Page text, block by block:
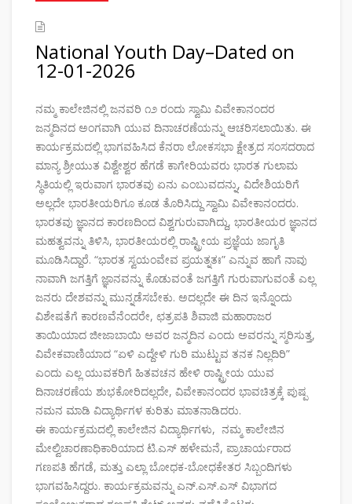
National Youth Day–Dated on
12-01-2026
ನಮ್ಮ ಕಾಲೇಜಿನಲ್ಲಿ ಜನವರಿ ೧೨ ರಂದು ಸ್ವಾಮಿ ವಿವೇಕಾನಂದರ
ಜನ್ಮದಿನದ ಅಂಗವಾಗಿ ಯುವ ದಿನಾಚರಣೆಯನ್ನು ಆಚರಿಸಲಾಯಿತು. ಈ
ಕಾರ್ಯಕ್ರಮದಲ್ಲಿ ಭಾಗವಹಿಸಿದ ಕೆನರಾ ಲೋಕಸಭಾ ಕ್ಷೇತ್ರದ ಸಂಸದರಾದ
ಮಾನ್ಯ ಶ್ರೀಯುತ ವಿಶ್ವೇಶ್ವರ ಹೆಗಡೆ ಕಾಗೇರಿಯವರು ಭಾರತ ಗುಲಾಮ
ಸ್ಥಿತಿಯಲ್ಲಿ ಇರುವಾಗ ಭಾರತವು ಏನು ಎಂಬುವದನ್ನು, ವಿದೇಶಿಯರಿಗೆ
ಅಲ್ಲದೇ ಭಾರತೀಯರಿಗೂ ಕೂಡ ತೊರಿಸಿದ್ದು ಸ್ವಾಮಿ ವಿವೇಕಾನಂದರು.
ಭಾರತವು ಜ್ಞಾನದ ಕಾರಣದಿಂದ ವಿಶ್ವಗುರುವಾಗಿದ್ದು, ಭಾರತೀಯರ ಜ್ಞಾನದ
ಮಹತ್ವವನ್ನು ತಿಳಿಸಿ, ಭಾರತೀಯರಲ್ಲಿ ರಾಷ್ಟ್ರೀಯ ಪ್ರಜ್ಞೆಯ ಜಾಗೃತಿ
ಮೂಡಿಸಿದ್ದಾರೆ. “ಭಾರತ ಸ್ವಯಂವೇವ ಪ್ರಯತ್ನತಃ” ಎನ್ನುವ ಹಾಗೆ ನಾವು
ನಾವಾಗಿ ಜಗತ್ತಿಗೆ ಜ್ಞಾನವನ್ನು ಕೊಡುವಂತೆ ಜಗತ್ತಿಗೆ ಗುರುವಾಗುವಂತೆ ಎಲ್ಲ
ಜನರು ದೇಶವನ್ನು ಮುನ್ನಡೆಸಬೇಕು. ಅದಲ್ಲದೇ ಈ ದಿನ ಇನ್ನೊಂದು
ವಿಶೇಷತೆಗೆ ಕಾರಣವೆನೆಂದರೇ, ಛತ್ರಪತಿ ಶಿವಾಜಿ ಮಹಾರಾಜರ
ತಾಯಿಯಾದ ಜೀಜಾಬಾಯಿ ಅವರ ಜನ್ಮದಿನ ಎಂದು ಅವರನ್ನು ಸ್ಮರಿಸುತ್ತ,
ವಿವೇಕವಾಣಿಯಾದ “ಏಳಿ ಎದ್ದೇಳಿ ಗುರಿ ಮುಟ್ಟುವ ತನಕ ನಿಲ್ಲದಿರಿ”
ಎಂದು ಎಲ್ಲ ಯುವಕರಿಗೆ ಹಿತವಚನ ಹೇಳಿ ರಾಷ್ಟ್ರೀಯ ಯುವ
ದಿನಾಚರಣೆಯ ಶುಭಕೋರಿದಲ್ಲದೇ, ವಿವೇಕಾನಂದರ ಭಾವಚಿತ್ರಕ್ಕೆ ಪುಷ್ಪ
ನಮನ ಮಾಡಿ ವಿದ್ಯಾರ್ಥಿಗಳ ಕುರಿತು ಮಾತನಾಡಿದರು.
ಈ ಕಾರ್ಯಕ್ರಮದಲ್ಲಿ ಕಾಲೇಜಿನ ವಿದ್ಯಾರ್ಥಿಗಳು, ನಮ್ಮ ಕಾಲೇಜಿನ
ಮೇಲ್ವಿಚಾರಣಾಧಿಕಾರಿಯಾದ ಟಿ.ಎಸ್ ಹಳೇಮನೆ, ಪ್ರಾಚಾರ್ಯರಾದ
ಗಣಪತಿ ಹೆಗಡೆ, ಮತ್ತು ಎಲ್ಲಾ ಬೋಧಕ-ಬೋಧಕೇತರ ಸಿಬ್ಬಂದಿಗಳು
ಭಾಗವಹಿಸಿದ್ದರು. ಕಾರ್ಯಕ್ರಮವನ್ನು ಎನ್.ಎಸ್.ಎಸ್ ವಿಭಾಗದ